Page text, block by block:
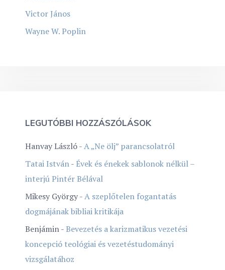
Victor János
Wayne W. Poplin
LEGUTÓBBI HOZZÁSZÓLÁSOK
Hanvay László-A „Ne ölj” parancsolatról
Tatai István- Évek és énekek sablonok nélkül –
interjú Pintér Bélával
Mikesy György-A szeplőtelen fogantatás
dogmájának bibliai kritikája
Benjámin-Bevezetés a karizmatikus vezetési
koncepció teológiai és vezetéstudományi
vizsgálatához